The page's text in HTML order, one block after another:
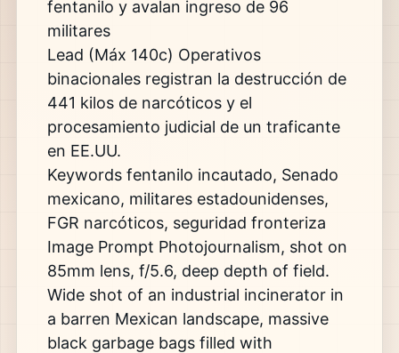
fentanilo y avalan ingreso de 96
militares
Lead (Máx 140c) Operativos
binacionales registran la destrucción de
441 kilos de narcóticos y el
procesamiento judicial de un traficante
en EE.UU.
Keywords fentanilo incautado, Senado
mexicano, militares estadounidenses,
FGR narcóticos, seguridad fronteriza
Image Prompt Photojournalism, shot on
85mm lens, f/5.6, deep depth of field.
Wide shot of an industrial incinerator in
a barren Mexican landscape, massive
black garbage bags filled with